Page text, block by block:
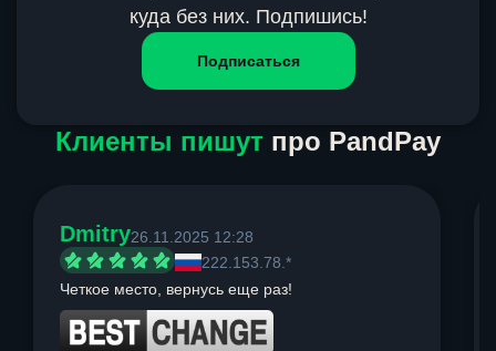
куда без них. Подпишись!
Подписаться
Клиенты пишут про PandPay
Dmitry26.11.2025 12:28
222.153.78.*
Четкое место, вернусь еще раз!